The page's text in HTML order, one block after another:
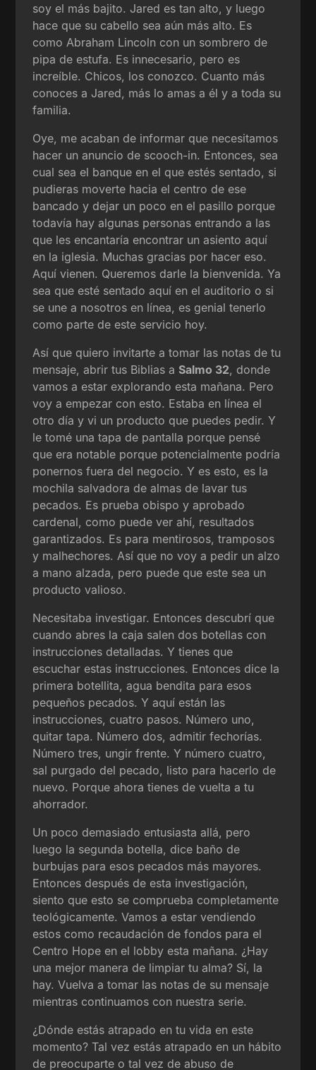
soy el más bajito. Jared es tan alto, y luego
hace que su cabello sea aún más alto. Es
como Abraham Lincoln con un sombrero de
pipa de estufa. Es innecesario, pero es
increíble. Chicos, los conozco. Cuanto más
conoces a Jared, más lo amas a él y a toda su
familia.
Oye, me acaban de informar que necesitamos
hacer un anuncio de scooch-in. Entonces, sea
cual sea el banque en el que estés sentado, si
pudieras moverte hacia el centro de ese
bancado y dejar un poco en el pasillo porque
todavía hay algunas personas entrando a las
que les encantaría encontrar un asiento aquí
en la iglesia. Muchas gracias por hacer eso.
Aquí vienen. Queremos darle la bienvenida. Ya
sea que esté sentado aquí en el auditorio o si
se une a nosotros en línea, es genial tenerlo
como parte de este servicio hoy.
Así que quiero invitarte a tomar las notas de tu
mensaje, abrir tus Biblias aSalmo 32, donde
vamos a estar explorando esta mañana. Pero
voy a empezar con esto. Estaba en línea el
otro día y vi un producto que puedes pedir. Y
le tomé una tapa de pantalla porque pensé
que era notable porque potencialmente podría
ponernos fuera del negocio. Y es esto, es la
mochila salvadora de almas de lavar tus
pecados. Es prueba obispo y aprobado
cardenal, como puede ver ahí, resultados
garantizados. Es para mentirosos, tramposos
y malhechores. Así que no voy a pedir un alzo
a mano alzada, pero puede que este sea un
producto valioso.
Necesitaba investigar. Entonces descubrí que
cuando abres la caja salen dos botellas con
instrucciones detalladas. Y tienes que
escuchar estas instrucciones. Entonces dice la
primera botellita, agua bendita para esos
pequeños pecados. Y aquí están las
instrucciones, cuatro pasos. Número uno,
quitar tapa. Número dos, admitir fechorías.
Número tres, ungir frente. Y número cuatro,
sal purgado del pecado, listo para hacerlo de
nuevo. Porque ahora tienes de vuelta a tu
ahorrador.
Un poco demasiado entusiasta allá, pero
luego la segunda botella, dice baño de
burbujas para esos pecados más mayores.
Entonces después de esta investigación,
siento que esto se comprueba completamente
teológicamente. Vamos a estar vendiendo
estos como recaudación de fondos para el
Centro Hope en el lobby esta mañana. ¿Hay
una mejor manera de limpiar tu alma? Sí, la
hay. Vuelva a tomar las notas de su mensaje
mientras continuamos con nuestra serie.
¿Dónde estás atrapado en tu vida en este
momento? Tal vez estás atrapado en un hábito
de preocuparte o tal vez de abuso de